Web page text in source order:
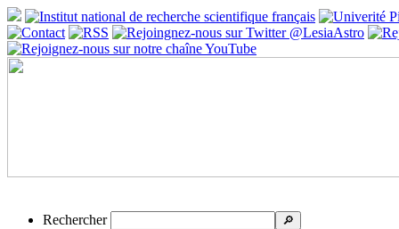
Rechercher 🔎